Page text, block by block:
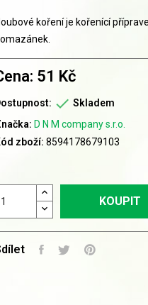
koření je kořenící
51 Kč
 Skladem
D N M company s.r.o.
zboží: 8594178679103
KOUPIT